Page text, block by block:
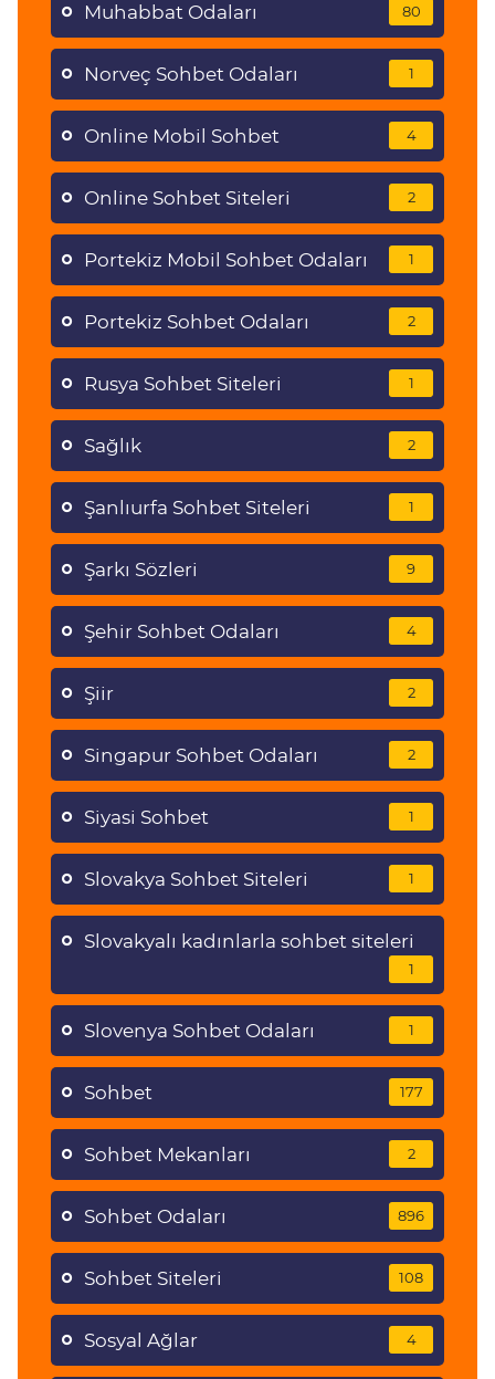
Muhabbat Odaları 80
Norveç Sohbet Odaları 1
Online Mobil Sohbet 4
Online Sohbet Siteleri 2
Portekiz Mobil Sohbet Odaları 1
Portekiz Sohbet Odaları 2
Rusya Sohbet Siteleri 1
Sağlık 2
Şanlıurfa Sohbet Siteleri 1
Şarkı Sözleri 9
Şehir Sohbet Odaları 4
Şiir 2
Singapur Sohbet Odaları 2
Siyasi Sohbet 1
Slovakya Sohbet Siteleri 1
Slovakyalı kadınlarla sohbet siteleri
1
Slovenya Sohbet Odaları 1
Sohbet 177
Sohbet Mekanları 2
Sohbet Odaları 896
Sohbet Siteleri 108
Sosyal Ağlar 4